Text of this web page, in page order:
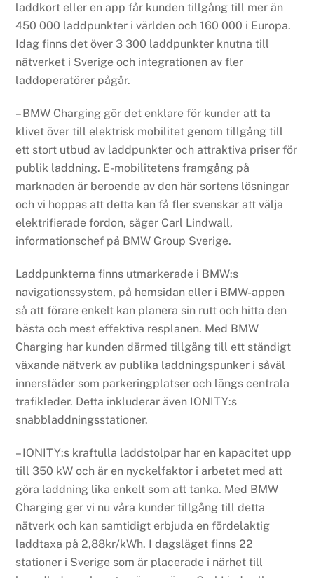
laddkort eller en app får kunden tillgång till mer än
450 000 laddpunkter i världen och 160 000 i Europa.
Idag finns det över 3 300 laddpunkter knutna till
nätverket i Sverige och integrationen av fler
laddoperatörer pågår.
– BMW Charging gör det enklare för kunder att ta
klivet över till elektrisk mobilitet genom tillgång till
ett stort utbud av laddpunkter och attraktiva priser för
publik laddning. E-mobilitetens framgång på
marknaden är beroende av den här sortens lösningar
och vi hoppas att detta kan få fler svenskar att välja
elektrifierade fordon, säger Carl Lindwall,
informationschef på BMW Group Sverige.
Laddpunkterna finns utmarkerade i BMW:s
navigationssystem, på hemsidan eller i BMW-appen
så att förare enkelt kan planera sin rutt och hitta den
bästa och mest effektiva resplanen. Med BMW
Charging har kunden därmed tillgång till ett ständigt
växande nätverk av publika laddningspunker i såväl
innerstäder som parkeringplatser och längs centrala
trafikleder. Detta inkluderar även IONITY:s
snabbladdningsstationer.
– IONITY:s kraftulla laddstolpar har en kapacitet upp
till 350 kW och är en nyckelfaktor i arbetet med att
göra laddning lika enkelt som att tanka. Med BMW
Charging ger vi nu våra kunder tillgång till detta
nätverk och kan samtidigt erbjuda en fördelaktig
laddtaxa på 2,88kr/kWh. I dagsläget finns 22
stationer i Sverige som är placerade i närhet till